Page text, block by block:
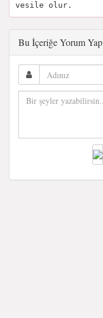
vesile olur.
Bu İçeriğe Yorum Yap